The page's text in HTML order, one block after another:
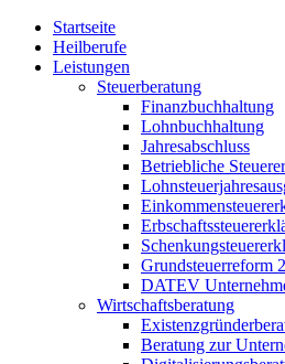
Startseite
Heilberufe
Leistungen
Steuerberatung
Finanzbuchhaltung
Lohnbuchhaltung
Jahresabschluss
Betriebliche
Grundsteuerreform
DATEV
Wirtschaftsberatung
Beratung zur